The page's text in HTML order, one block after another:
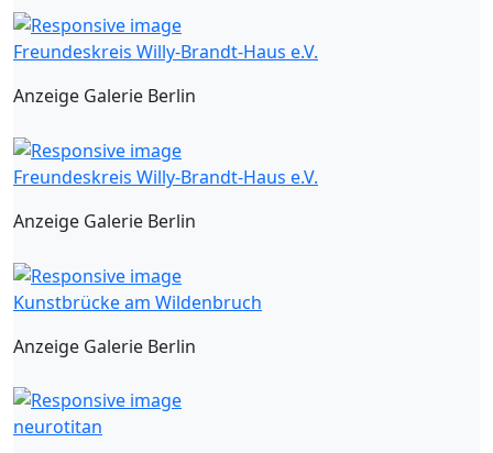
Freundeskreis Willy-Brandt-Haus e.V.
Anzeige Galerie Berlin
Freundeskreis Willy-Brandt-Haus e.V.
Anzeige Galerie Berlin
Kunstbrücke am Wildenbruch
Anzeige Galerie Berlin
neurotitan